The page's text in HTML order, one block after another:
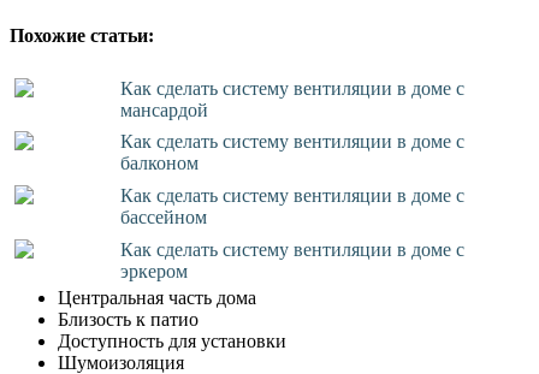
Похожие статьи:
Как сделать систему вентиляции в доме с
мансардой
Как сделать систему вентиляции в доме с
балконом
Как сделать систему вентиляции в доме с
бассейном
Как сделать систему вентиляции в доме с
эркером
Центральная часть дома
Близость к патио
Доступность для установки
Шумоизоляция